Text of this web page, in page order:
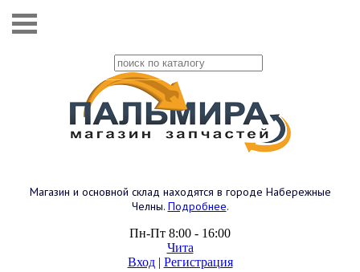
Магазин и основной склад находятся в городе Набережные
Челны. Подробнее.
Пн-Пт 8:00 - 16:00
Чита
Вход| Регистрация